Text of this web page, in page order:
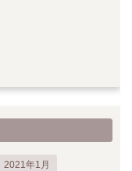
2021年1月